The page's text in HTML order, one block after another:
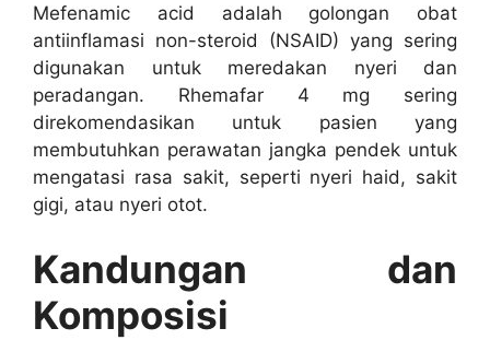
Mefenamic acid adalah golongan obat
antiinflamasi non-steroid (NSAID) yang sering
digunakan untuk meredakan nyeri dan
peradangan. Rhemafar 4 mg sering
direkomendasikan untuk pasien yang
membutuhkan perawatan jangka pendek untuk
mengatasi rasa sakit, seperti nyeri haid, sakit
gigi, atau nyeri otot.
Kandungan dan
Komposisi